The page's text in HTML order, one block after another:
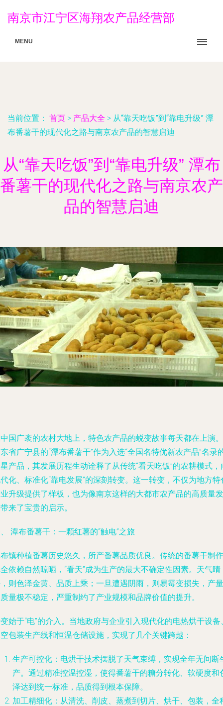
南京市江宁区海翔农产品经营部
MENU
当前位置： 首页 > 产品大全 > 从“靠天吃饭”到“靠电升级” 潭
布番薯干的现代化之路与南京农产品的智慧启迪
从“靠天吃饭”到“靠电升级” 潭布
番薯干的现代化之路与南京农产
品的智慧启迪
国广袤的农村大地上，特色农产品的蜕变故事每天都在上演。
省广宁县的“潭布番薯干”作为入选“全国名特优新农产品”名录
产品，其发展历程生动诠释了从传统“看天吃饭”的农耕模式，
化、标准化“靠电发展”的深刻转变。这一转变，不仅为地方特
升级提供了样板，也为像南京这样的大都市农产品的高质量发
来了宝贵的启示。
潭布番薯干：一颗红薯的“触电”之旅
镇种植番薯历史悠久，所产番薯品质优良。传统的番薯干制作
依赖自然晾晒，“看天”成为生产的最大不确定性因素。天气晴
则色泽金黄、品质上乘；一旦遭遇阴雨，则易霉变损失，产量
量极不稳定，严重制约了产业规模和品牌价值的提升。
始于“电”的介入。当地政府与企业引入现代化的电热烘干设备
包装生产线和恒温仓储设施，实现了几个关键跨越：
生产可控化 ：电烘干技术摆脱了天气束缚，实现全年无间断
产。通过精准控温控湿，使得番薯干的糖分转化、软硬度和
泽达到统一标准，品质得到根本保障。
加工精细化 ：从清洗、削皮、蒸煮到切片、烘干、包装，全